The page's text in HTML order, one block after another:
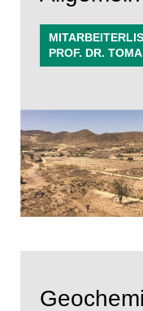
PROF. DR.